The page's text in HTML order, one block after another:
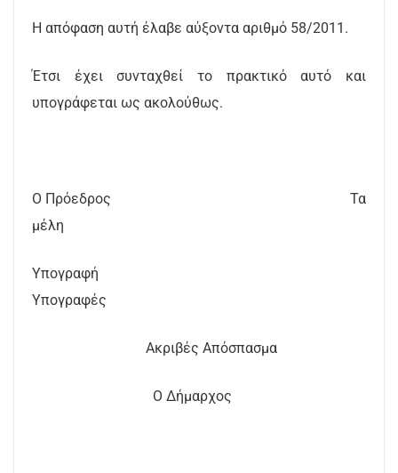
Η απόφαση αυτή έλαβε αύξοντα αριθμό 58/2011.
Έτσι έχει συνταχθεί το πρακτικό αυτό και
υπογράφεται ως ακολούθως.
Ο Πρόεδρος Τα
μέλη
Υπογραφή
Υπογραφές
Ακριβές Απόσπασμα
Ο Δήμαρχος